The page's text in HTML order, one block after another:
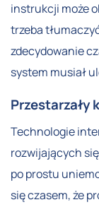
instrukcji może
trzeba
zdecydowanie
system musiał
Przestarzały
Technologie
rozwijających
po prostu
się czasem, że